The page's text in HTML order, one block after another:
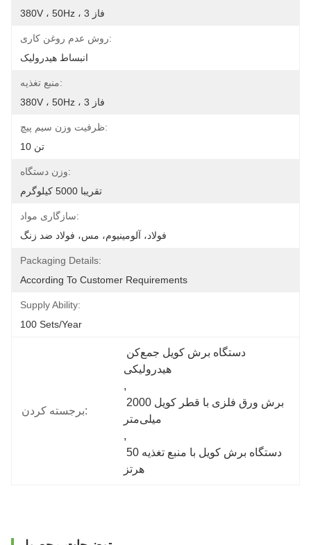
380V ، 50Hz ، 3 فاز
روش عدم روغن کاری:
انبساط هیدرولیک
منبع تغذیه:
380V ، 50Hz ، 3 فاز
ظرفیت وزن سیم پیچ:
10 تن
وزن دستگاه:
تقریبا 5000 کیلوگرم
سازگاری مواد:
فولاد، آلومینیوم، مس، فولاد ضد زنگ
Packaging Details:
According To Customer Requirements
Supply Ability:
100 Sets/year
برجسته کردن:
هیدرولیکی
,
میلی‌متر
,
دستگاه برش کویل با منبع تغذیه 50
هرتز